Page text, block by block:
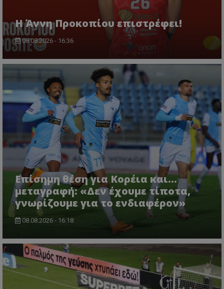
Η Άννη Προκοπίου επιστρέφει!
08.08.2026 - 16:36
Επίσημη θέση για Κορέια και...
μεταγραφή: «Δεν έχουμε τίποτα,
γνωρίζουμε για το ενδιαφέρον»
08.08.2026 - 16:18